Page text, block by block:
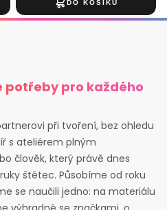
pro každého
při tvoření, bez ohledu
s ateliérem plným
člověk, který právě dnes
štětec. Působíme od roku
se naučili jedno: na materiálu